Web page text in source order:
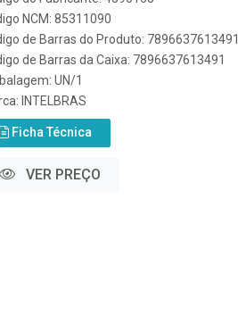
NCM: 85311090
de Barras do Produto: 7896637613491
de Barras da Caixa: 7896637613491
UN/1
INTELBRAS
Ficha Técnica
VER PREÇO